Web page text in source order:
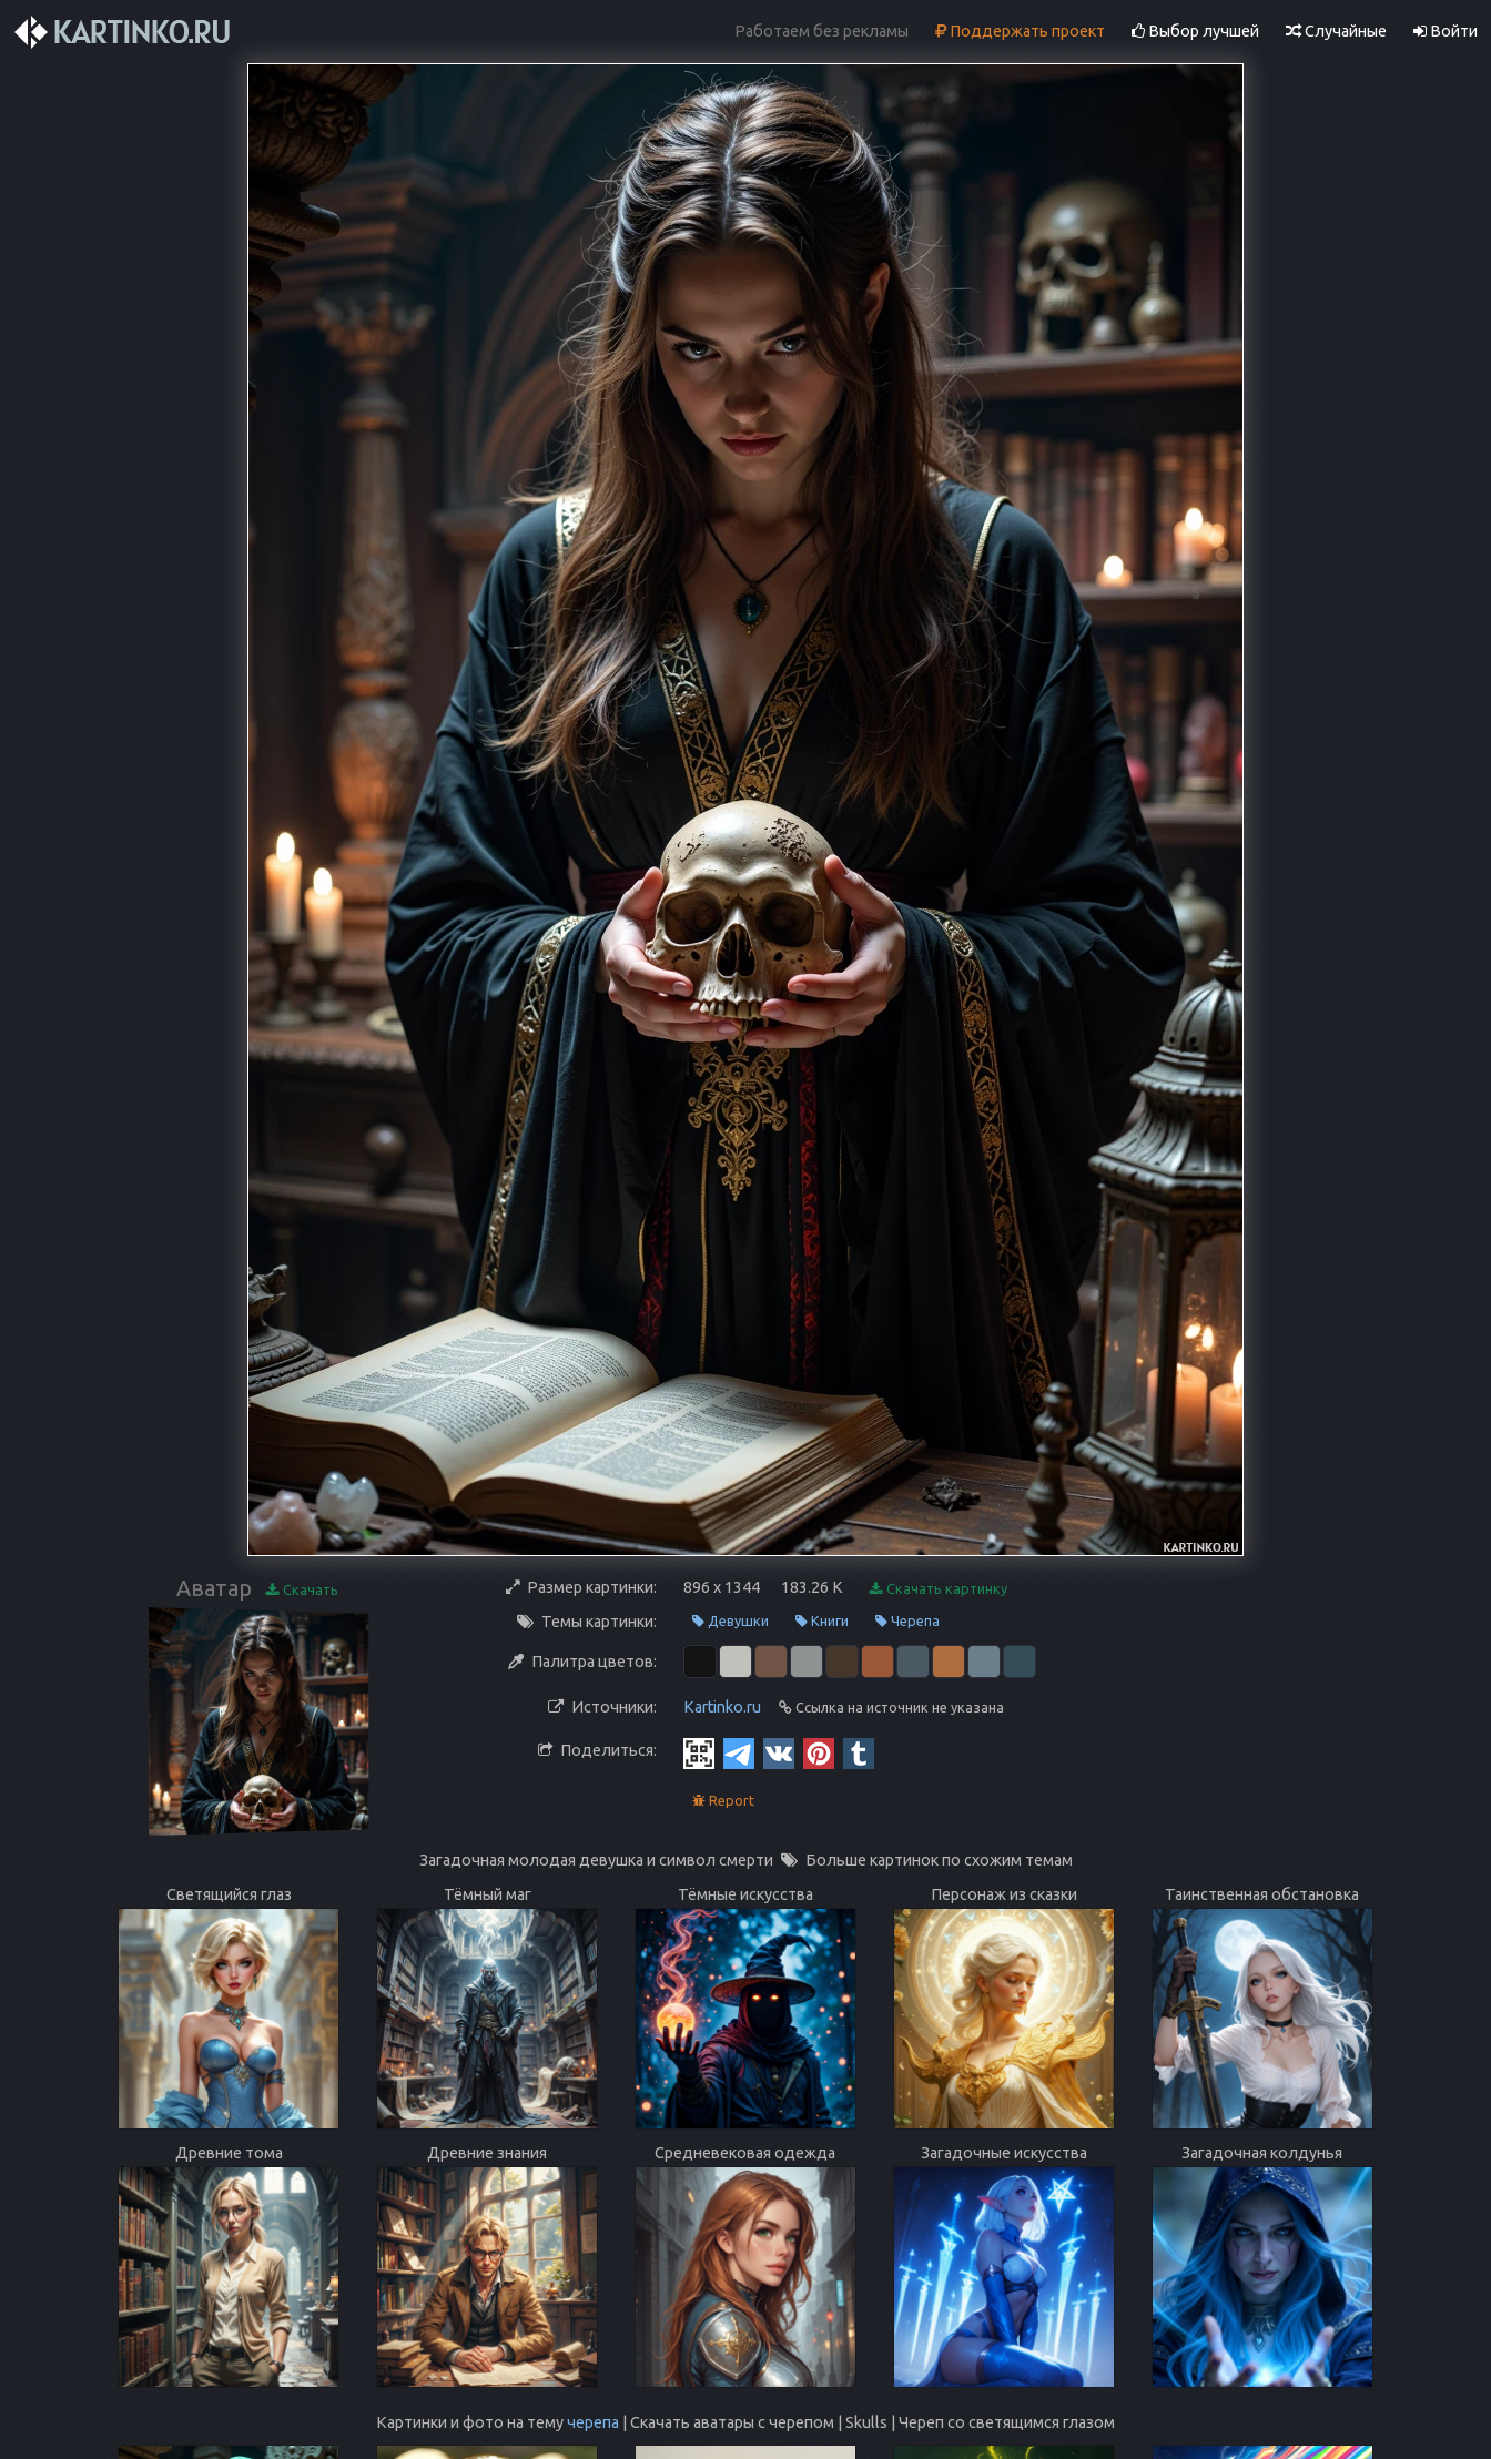
Работаем без рекламы Поддержать проект Выбор лучшей Случайные Войти
Аватар Скачать Размер картинки: 896 x 1344 183.26 K Скачать картинку
Темы картинки: Девушки Книги Черепа
Палитра цветов:
Источники: Kartinko.ru Ссылка на источник не указана
Поделиться:
Report
Загадочная молодая девушка и символ смерти
Больше картинок по схожим темам
Светящийся глаз
Тёмный маг Тёмные искусства Персонаж из сказки Таинственная обстановка
Древние тома Древние знания Средневековая одежда Загадочные искусства Загадочная колдунья
Картинки и фото на темучерепа | Скачать аватары с черепом | Skulls | Череп со светящимся глазом